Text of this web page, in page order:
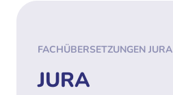
FACHÜBERSETZUNGEN JURA
JURA